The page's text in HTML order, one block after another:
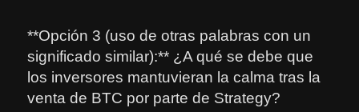
**Opción 3 (uso de otras palabras con un
significado similar):** ¿A qué se debe que
los inversores mantuvieran la calma tras la
venta de BTC por parte de Strategy?